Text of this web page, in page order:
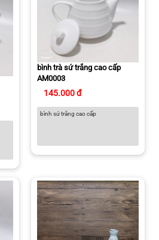
bình trà sứ trắng cao cấp
AM0003
145.000 đ
bình sứ trắng cao cấp